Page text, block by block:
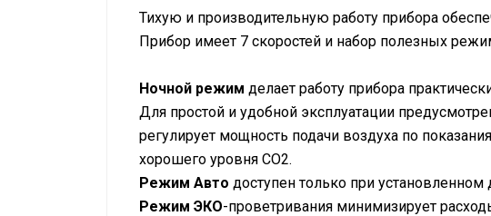
Тихую и производительную работу прибора
Прибор имеет 7 скоростей и набор полезных
Ночной режим делает работу прибора
Для простой и удобной эксплуатации
регулирует мощность подачи воздуха по
хорошего уровня CO2.
Режим Авто доступен только при установленном
Режим ЭКО-проветривания минимизирует